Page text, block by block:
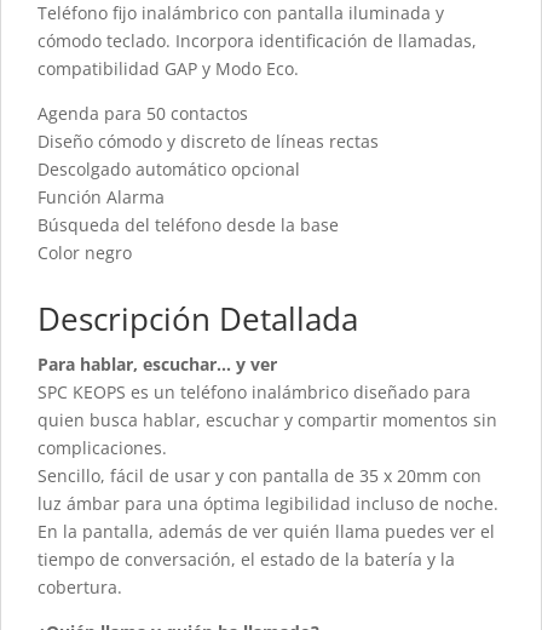
Teléfono fijo inalámbrico con pantalla iluminada y
cómodo teclado. Incorpora identificación de llamadas,
compatibilidad GAP y Modo Eco.
Agenda para 50 contactos
Diseño cómodo y discreto de líneas rectas
Descolgado automático opcional
Función Alarma
Búsqueda del teléfono desde la base
Color negro
Descripción Detallada
Para hablar, escuchar… y ver
SPC KEOPS es un teléfono inalámbrico diseñado para
quien busca hablar, escuchar y compartir momentos sin
complicaciones.
Sencillo, fácil de usar y con pantalla de 35 x 20mm con
luz ámbar para una óptima legibilidad incluso de noche.
En la pantalla, además de ver quién llama puedes ver el
tiempo de conversación, el estado de la batería y la
cobertura.